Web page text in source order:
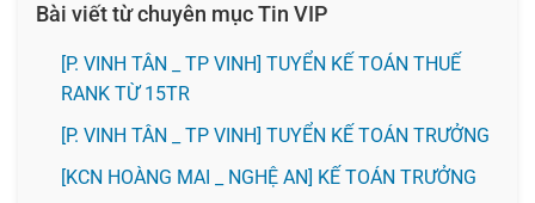
Bài viết từ chuyên mục Tin VIP
[P. VINH TÂN _ TP VINH] TUYỂN KẾ TOÁN THUẾ
RANK TỪ 15TR
[P. VINH TÂN _ TP VINH] TUYỂN KẾ TOÁN TRƯỞNG
️[KCN HOÀNG MAI _ NGHỆ AN] KẾ TOÁN TRƯỞNG